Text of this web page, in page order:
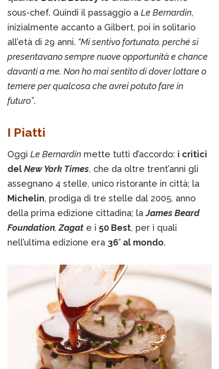
sous-chef. Quindi il passaggio a Le Bernardin,
inizialmente accanto a Gilbert, poi in solitario
all’età di 29 anni. “Mi sentivo fortunato, perché si
presentavano sempre nuove opportunità e chance
davanti a me. Non ho mai sentito di dover lottare o
temere per qualcosa che avrei potuto fare in
futuro”.
I Piatti
Oggi Le Bernardin mette tutti d’accordo: i critici
delNew York Times, che da oltre trent’anni gli
assegnano 4 stelle, unico ristorante in città; la
Michelin, prodiga di tre stelle dal 2005, anno
della prima edizione cittadina; laJames Beard
Foundation,Zagat e i 50 Best, per i quali
nell’ultima edizione era 36° al mondo.